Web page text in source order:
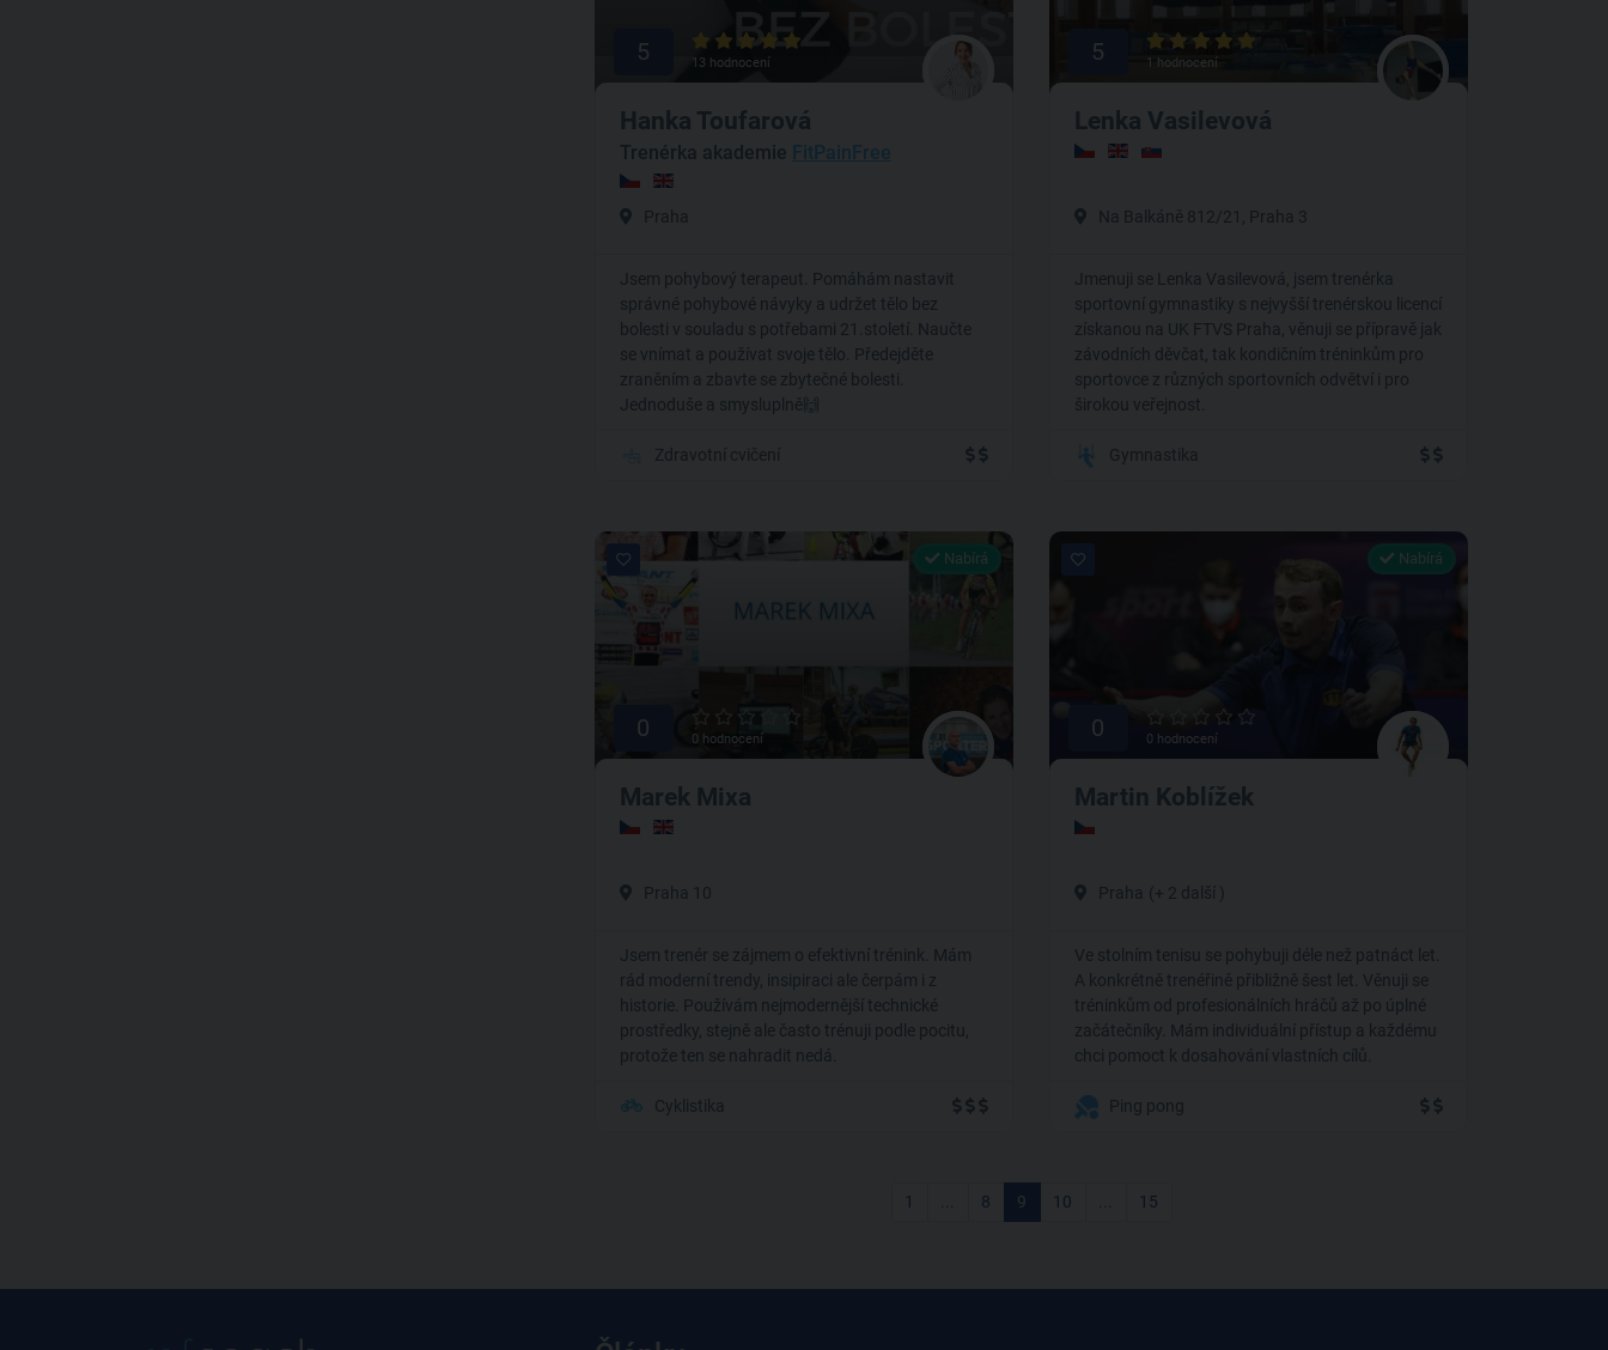
5 13 hodnocení
Hanka Toufarová
Trenérka akademie FitPainFree
Praha
Jsem pohybový terapeut. Pomáhám nastavit
správné pohybové návyky a udržet tělo bez
bolesti v souladu s potřebami 21.století. Naučte
se vnímat a používat svoje tělo. Předejděte
zraněním a zbavte se zbytečné bolesti.
Jednoduše a smysluplně🙌
Zdravotní cvičení
5 1 hodnocení
Lenka Vasilevová
Na Balkáně 812/21, Praha 3
Jmenuji se Lenka Vasilevová, jsem trenérka
sportovní gymnastiky s nejvyšší trenérskou licencí
získanou na UK FTVS Praha, věnuji se přípravě jak
závodních děvčat, tak kondičním tréninkům pro
sportovce z různých sportovních odvětví i pro
širokou veřejnost.
Gymnastika
Nabírá
0 0 hodnocení
Marek Mixa
Praha 10
Jsem trenér se zájmem o efektivní trénink. Mám
rád moderní trendy, insipiraci ale čerpám i z
historie. Používám nejmodernější technické
prostředky, stejně ale často trénuji podle pocitu,
protože ten se nahradit nedá.
Cyklistika
Nabírá
0 0 hodnocení
Martin Koblížek
Praha (+ 2 další )
Ve stolním tenisu se pohybuji déle než patnáct let.
A konkrétně trenéřině přibližně šest let. Věnuji se
tréninkům od profesionálních hráčů až po úplné
začátečníky. Mám individuální přístup a každému
chci pomoct k dosahování vlastních cílů.
Ping pong
1 8 9 10 15